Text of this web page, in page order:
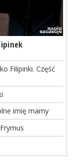
Filipinki. Część
imię mamy